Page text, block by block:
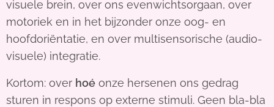
visuele brein, over ons evenwichtsorgaan, over
motoriek en in het bijzonder onze oog- en
hoofdoriëntatie, en over multisensorische (audio-
visuele) integratie.
Kortom: over hoé onze hersenen ons gedrag
sturen in respons op externe stimuli. Geen bla-bla